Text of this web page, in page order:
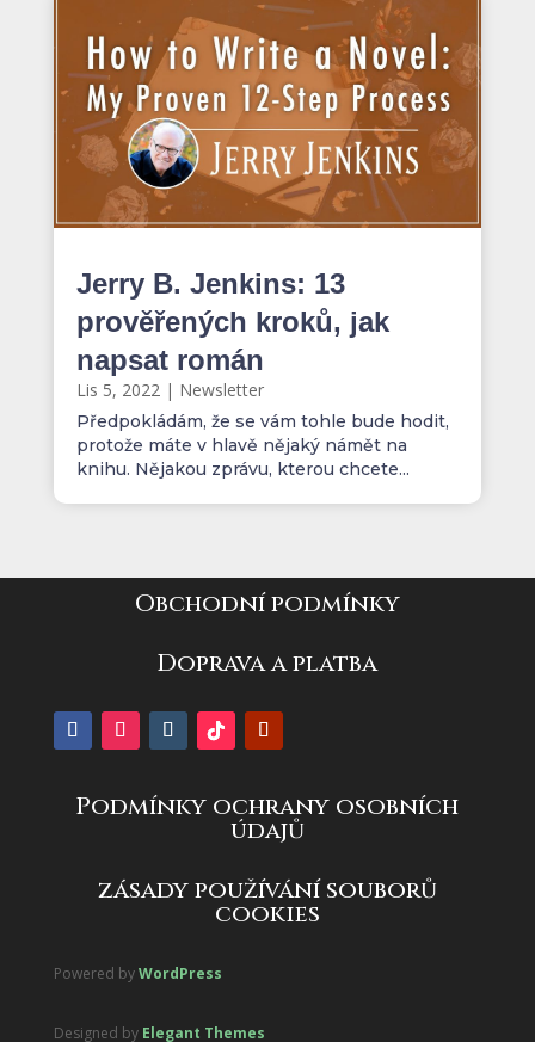
Jerry B. Jenkins: 13
prověřených kroků, jak
napsat román
Lis 5, 2022| Newsletter
Předpokládám, že se vám tohle bude hodit,
protože máte v hlavě nějaký námět na
knihu. Nějakou zprávu, kterou chcete...
Obchodní podmínky
Doprava a platba
Podmínky ochrany osobních
údajů
zásady používání souborů
cookies
Powered byWordPress
Designed by Elegant Themes